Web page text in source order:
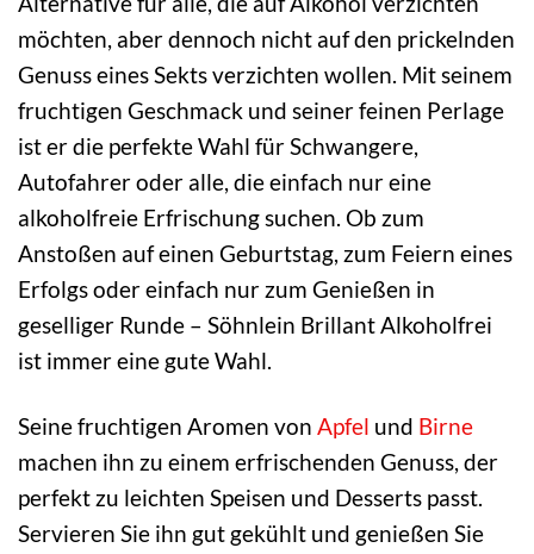
möchten, aber dennoch nicht auf den prickelnden
Genuss eines Sekts verzichten wollen. Mit seinem
fruchtigen Geschmack und seiner feinen Perlage
ist er die perfekte Wahl für Schwangere,
Autofahrer oder alle, die einfach nur eine
alkoholfreie Erfrischung suchen. Ob zum
Anstoßen auf einen Geburtstag, zum Feiern eines
Erfolgs oder einfach nur zum Genießen in
geselliger Runde – Söhnlein Brillant Alkoholfrei
ist immer eine gute Wahl.
Seine fruchtigen Aromen von Apfel und Birne
machen ihn zu einem erfrischenden Genuss, der
perfekt zu leichten Speisen und Desserts passt.
Servieren Sie ihn gut gekühlt und genießen Sie